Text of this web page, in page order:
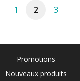
1 2 3
Promotions
Nouveaux produits